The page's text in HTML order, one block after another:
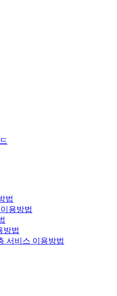
법
용방법
방법
서비스 이용방법